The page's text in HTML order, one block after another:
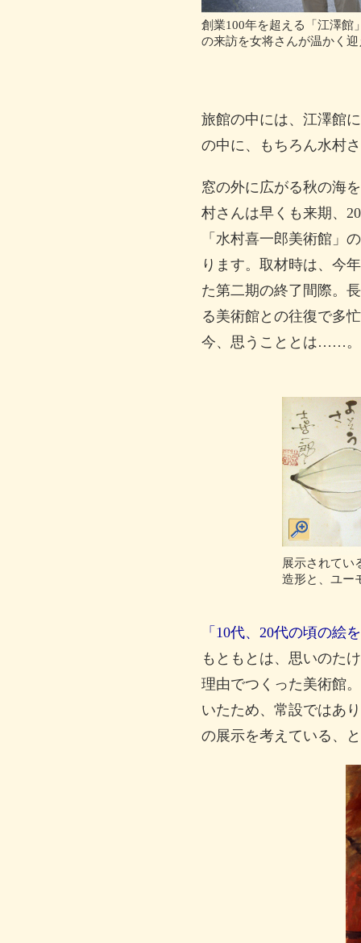
創業100年を超える「江澤館
の来訪を女将さんが温かく
旅館の中には、江澤館
の中に、もちろん水村
窓の外に広がる秋の海
村さんは早くも来期、
「水村喜一郎美術館」
ります。取材時は、今
た第二期の終了間際。
る美術館との往復で多
今、思うこととは……。
展示されてい
造形と、ユー
「10代、20代の頃の絵
もともとは、思いのた
理由でつくった美術館
いたため、常設ではあ
の展示を考えている、